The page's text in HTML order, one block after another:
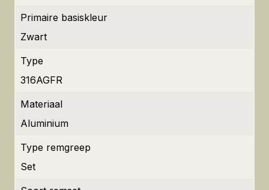
Primaire basiskleur
Zwart
Type
316AGFR
Materiaal
Aluminium
Type remgreep
Set